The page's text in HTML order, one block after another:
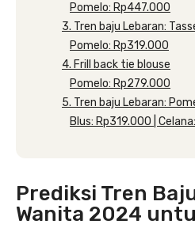
Pomelo: Rp447.000
3. Tren baju Lebaran:
Pomelo: Rp319.000
4. Frill back tie blouse
Pomelo: Rp279.000
5. Tren baju Lebaran:
Blus: Rp319.000 |
Prediksi Tren
Wanita 2024